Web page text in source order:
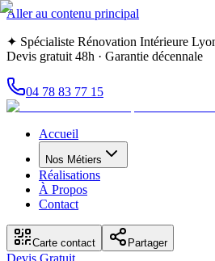
Aller au contenu principal
✦ Spécialiste Rénovation Intérieure
Devis gratuit 48h · Garantie décennale
04 78 83 77 15
Accueil
Nos Métiers
Réalisations
À Propos
Contact
Carte contact Partager
Devis Gratuit